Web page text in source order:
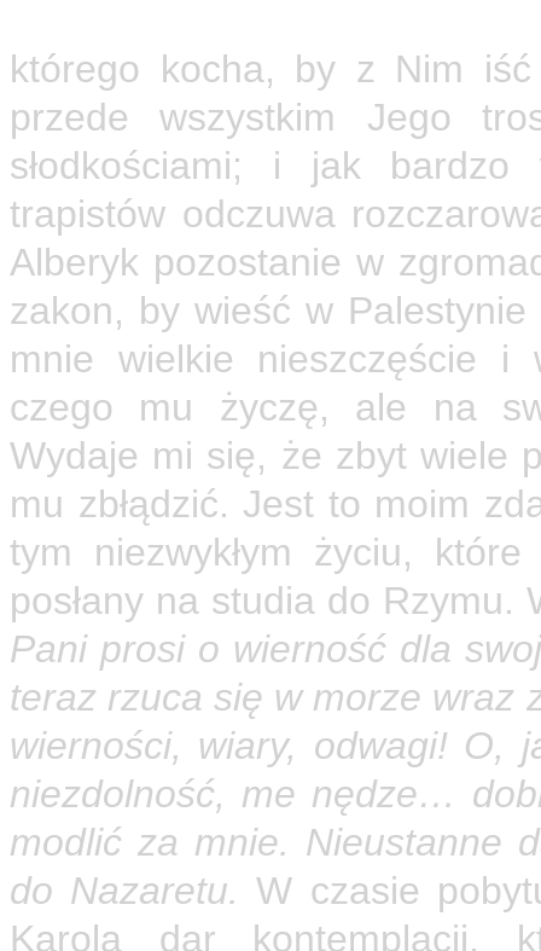
którego kocha, by z Nim
przede wszystkim Jego
słodkościami; i jak
trapistów odczuwa
Alberyk pozostanie w
zakon, by wieść w
mnie wielkie nieszczęście i
czego mu życzę, ale na
Wydaje mi się, że zbyt wiele
mu zbłądzić. Jest to moim
tym niezwykłym życiu,
posłany na studia do
Pani prosi o wierność dla
teraz rzuca się w morze wraz
wierności, wiary, odwagi! O,
niezdolność, me nędze…
modlić za mnie. Nieustanne
do Nazaretu. W czasie
Karola dar kontemplacji,